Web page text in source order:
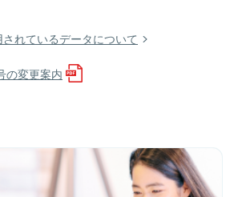
れているデータについて
の変更案内